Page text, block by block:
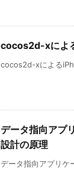
cocos2d-xによ
cocos2d-xによる
データ指向アプ
設計の原理
データ指向アプリケ